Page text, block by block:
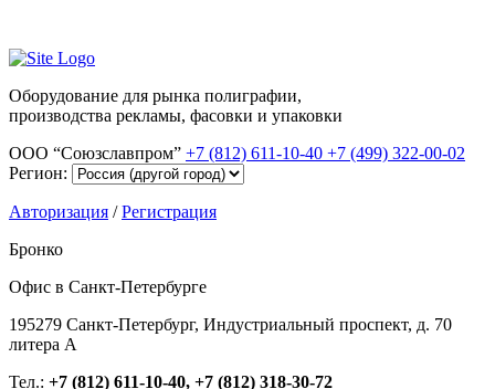
Оборудование для рынка полиграфии,
производства рекламы, фасовки и упаковки
ООО “Союзславпром” +7 (812) 611-10-40 +7 (499) 322-00-02
Регион:
Авторизация /Регистрация
Бронко
Офис в Санкт-Петербурге
195279 Санкт-Петербург, Индустриальный проспект, д. 70
литера А
Тел.: +7 (812) 611-10-40, +7 (812) 318-30-72